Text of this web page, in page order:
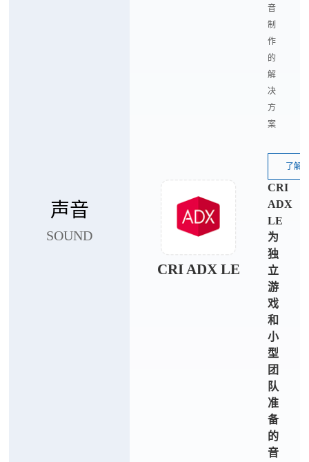
声音
SOUND
音
制
作
的
解
决
方
案
了解
CRI ADX LE
CRI
ADX
LE
为
独
立
游
戏
和
小
型
团
队
准
备
的
音